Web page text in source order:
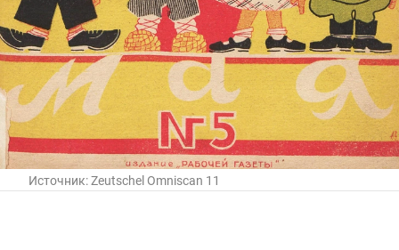
Источник:Zeutschel Omniscan 11